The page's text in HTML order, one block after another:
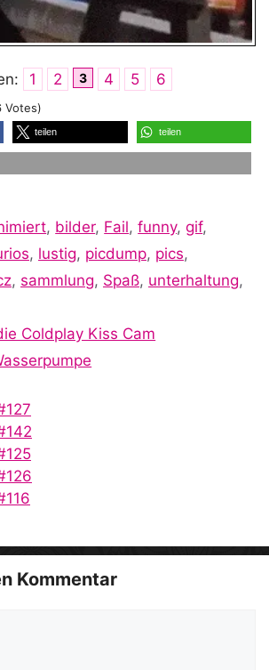
1 2 3 4 5 6
Votes)
teilen teilen
, bilder, Fail,funny,gif,
, lustig, picdump, pics,
, sammlung, Spaß, unterhaltung,
Coldplay Kiss Cam
Kommentar